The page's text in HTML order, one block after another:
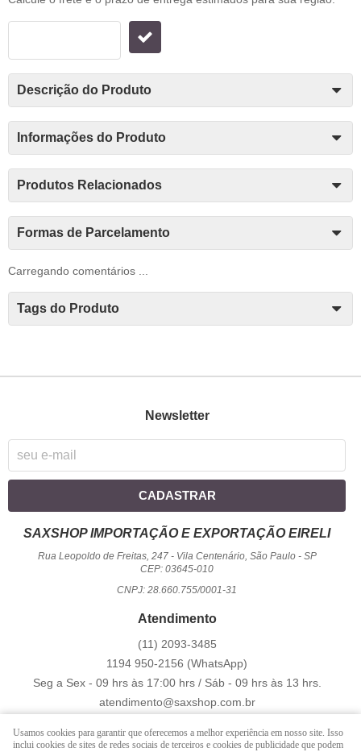
Descrição do Produto
Informações do Produto
Produtos Relacionados
Formas de Parcelamento
Carregando comentários ...
Tags do Produto
Newsletter
CADASTRAR
SAXSHOP IMPORTAÇÃO E EXPORTAÇÃO EIRELI
Rua Leopoldo de Freitas, 247- Vila Centenário, São Paulo- SP
CEP: 03645-010
CNPJ: 28.660.755/0001-31
Atendimento
(11) 2093-3485
1194 950-2156 (WhatsApp)
Seg a Sex - 09 hrs às 17:00 hrs / Sáb - 09 hrs às 13 hrs.
atendimento@saxshop.com.br
LOJA VIRTUAL CRIADA POR
Usamos cookies para garantir que oferecemos a melhor experiência em nosso site. Isso
inclui cookies de sites de redes sociais de terceiros e cookies de publicidade que podem